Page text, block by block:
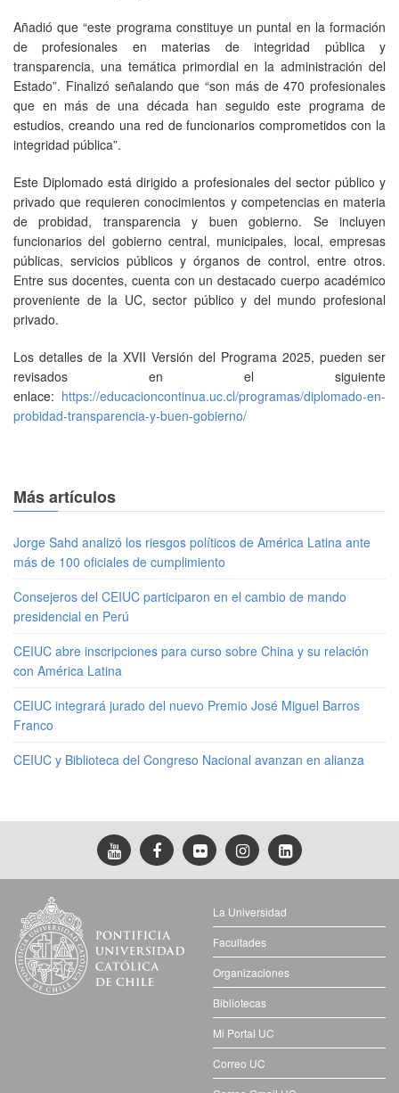
Añadió que “este programa constituye un puntal en la formación
de profesionales en materias de integridad pública y
transparencia, una temática primordial en la administración del
Estado”. Finalizó señalando que “son más de 470 profesionales
que en más de una década han seguido este programa de
estudios, creando una red de funcionarios comprometidos con la
integridad pública”.
Este Diplomado está dirigido a profesionales del sector público y
privado que requieren conocimientos y competencias en materia
de probidad, transparencia y buen gobierno. Se incluyen
funcionarios del gobierno central, municipales, local, empresas
públicas, servicios públicos y órganos de control, entre otros.
Entre sus docentes, cuenta con un destacado cuerpo académico
proveniente de la UC, sector público y del mundo profesional
privado.
Los detalles de la XVII Versión del Programa 2025, pueden ser
revisados en el siguiente
enlace: https://educacioncontinua.uc.cl/programas/diplomado-en-
probidad-transparencia-y-buen-gobierno/
Más artículos
Jorge Sahd analizó los riesgos políticos de América Latina ante
más de 100 oficiales de cumplimiento
Consejeros del CEIUC participaron en el cambio de mando
presidencial en Perú
CEIUC abre inscripciones para curso sobre China y su relación
con América Latina
CEIUC integrará jurado del nuevo Premio José Miguel Barros
Franco
CEIUC y Biblioteca del Congreso Nacional avanzan en alianza
La Universidad
Facultades
Organizaciones
Bibliotecas
Mi Portal UC
Correo UC